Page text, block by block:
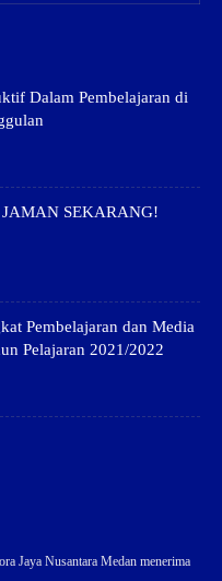
Dalam Pembelajaran di
JAMAN SEKARANG!
Pembelajaran dan Media
Pelajaran 2021/2022
Jaya Nusantara Medan menerima